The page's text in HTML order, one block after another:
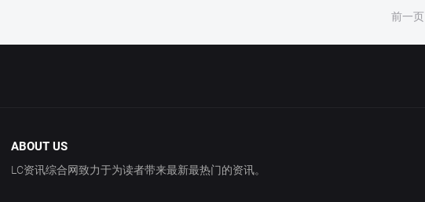
前一页
ABOUT US
LC资讯综合网致力于为读者带来最新最热门的资讯。